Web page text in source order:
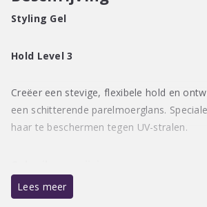
Styling Gel
Hold Level 3
Creëer een stevige, flexibele hold en
een schitterende parelmoerglans.
haar te beschermen tegen UV-stralen.
1 of 2 pompjes tussen de handpalmen
droog haar werken voor textuur of het in
Lees meer